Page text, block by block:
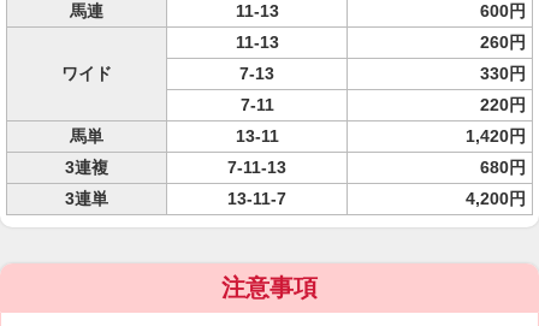
馬連
11-13 600円
ワイド
11-13
260円
7-13
330円
7-11
220円
馬単
13-11
1,420円
3連複
7-11-13
680円
3連単
13-11-7 4,200円
注意事項